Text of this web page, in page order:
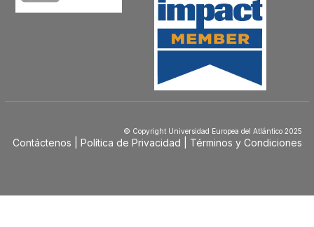
© Copyright Universidad Europea del Atlántico 2025
Contáctenos Política de Privacidad Términos y Condiciones